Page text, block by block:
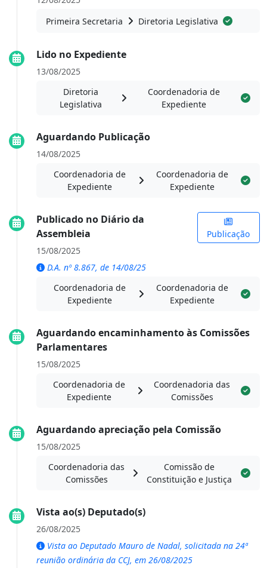
Primeira Secretaria
Diretoria Legislativa
Lido no Expediente
13/08/2025
Diretoria
Legislativa
Coordenadoria de
Expediente
Aguardando Publicação
14/08/2025
Coordenadoria de
Expediente
Coordenadoria de
Expediente
Publicado no Diário da
Assembleia
Publicação
15/08/2025
D.A. nº 8.867, de 14/08/25
Coordenadoria de
Expediente
Coordenadoria de
Expediente
Aguardando encaminhamento às Comissões
Parlamentares
15/08/2025
Coordenadoria de
Expediente
Coordenadoria das
Comissões
Aguardando apreciação pela Comissão
15/08/2025
Coordenadoria das
Comissões
Comissão de
Constituição e Justiça
Vista ao(s) Deputado(s)
26/08/2025
Vista ao Deputado Mauro de Nadal, solicitada na 24ª
reunião ordinária da CCJ, em 26/08/2025